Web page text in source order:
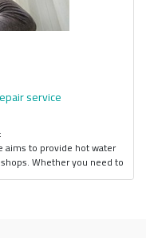
service
aims to provide hot water
Whether you need to
water heater, our